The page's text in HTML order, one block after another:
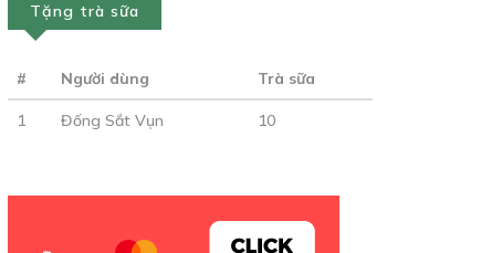
Tặng trà sữa
# Người dùng Trà sữa
1 Đống Sắt Vụn 10